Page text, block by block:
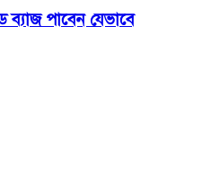
ব্যাজ পাবেন যেভাবে